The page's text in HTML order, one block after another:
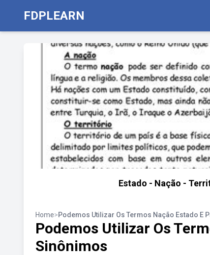
FDPLEARN
Estado - Nação -
Home>Podemos Utilizar Os Termos Nação Estado E
Podemos Utilizar Os
Sinônimos